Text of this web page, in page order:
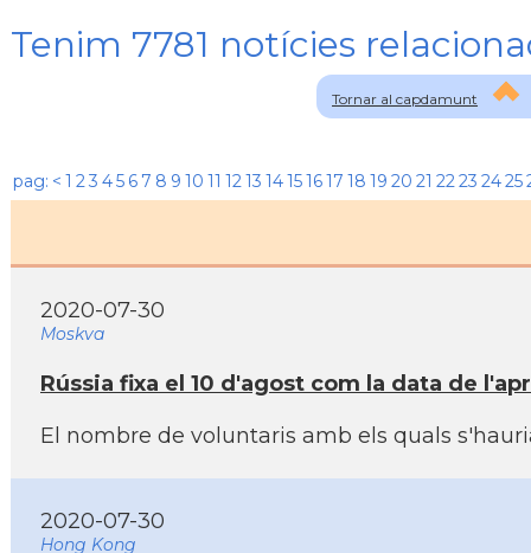
Tornar al capdamunt
Tenim 7781 notícies
pag: < 1 23 45 6 7 8 9 10 11 1213 14151617 18 19 20 21 2223 2425
2020-07-30
Moskva
Rússia fixa el 10 d'agost com la data de
El nombre de voluntaris amb els quals
2020-07-30
Hong Kong